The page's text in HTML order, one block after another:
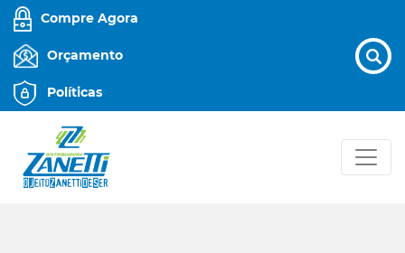
Compre Agora
Orçamento
Políticas